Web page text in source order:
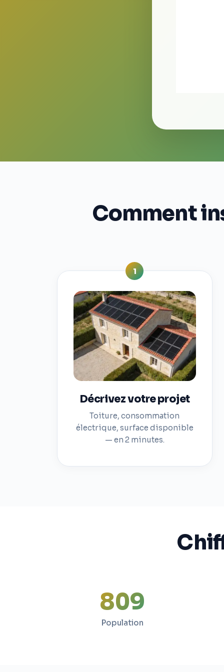
Comment
1
Décrivez votre projet
Toiture, consommation
électrique, surface disponible
— en 2 minutes.
809
Population